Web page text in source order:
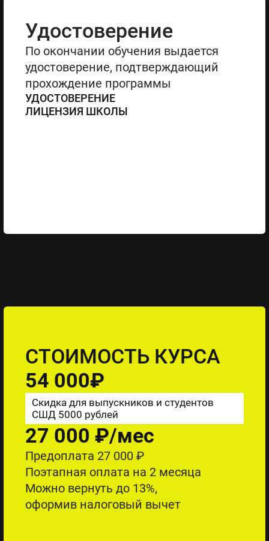
Удостоверение
По окончании обучения выдается
удостоверение, подтверждающий
прохождение программы
УДОСТОВЕРЕНИЕ
ЛИЦЕНЗИЯ ШКОЛЫ
СТОИМОСТЬ КУРСА
54 000₽
Скидка для выпускников и студентов
СШД 5000 рублей
27 000 ₽/мес
Предоплата 27 000 ₽
Поэтапная оплата на 2 месяца
Можно вернуть до 13%,
оформив налоговый вычет